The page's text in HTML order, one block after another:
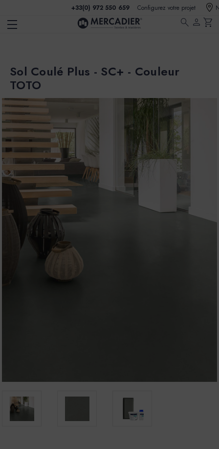
+33(0) 972 550 659 Configurez votre projet
search person shopping_cart
Sol Coulé Plus - SC+ - Couleur
TOTO